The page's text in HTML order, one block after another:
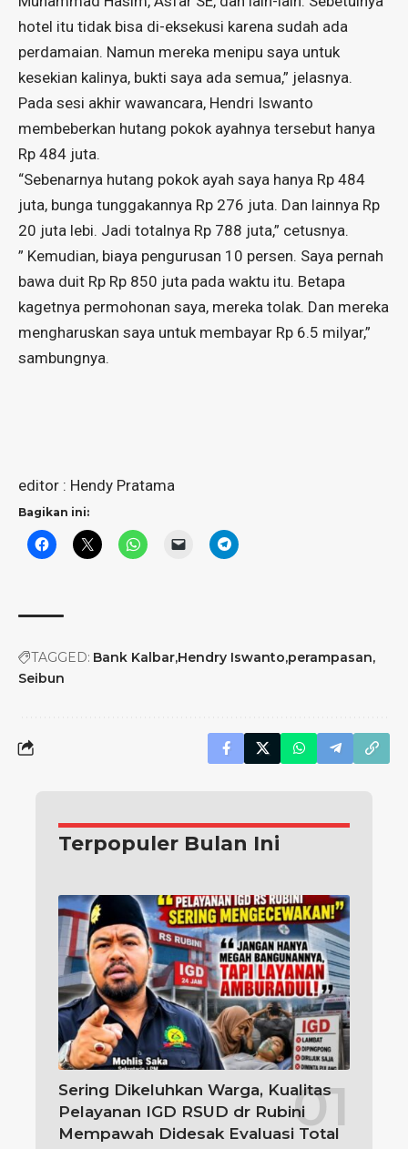
hotel itu tidak bisa di-eksekusi karena sudah ada
perdamaian. Namun mereka menipu saya untuk
kesekian kalinya, bukti saya ada semua,” jelasnya.
Pada sesi akhir wawancara, Hendri Iswanto
membeberkan hutang pokok ayahnya tersebut hanya
Rp 484 juta.
“Sebenarnya hutang pokok ayah saya hanya Rp 484
juta, bunga tunggakannya Rp 276 juta. Dan lainnya Rp
20 juta lebi. Jadi totalnya Rp 788 juta,” cetusnya.
” Kemudian, biaya pengurusan 10 persen. Saya pernah
bawa duit Rp Rp 850 juta pada waktu itu. Betapa
kagetnya permohonan saya, mereka tolak. Dan mereka
mengharuskan saya untuk membayar Rp 6.5 milyar,”
sambungnya.
editor : Hendy Pratama
Bagikan ini:
TAGGED: Bank Kalbar Hendry Iswanto perampasan
Seibun
Terpopuler Bulan Ini
Sering Dikeluhkan Warga, Kualitas
Pelayanan IGD RSUD dr Rubini
Mempawah Didesak Evaluasi Total